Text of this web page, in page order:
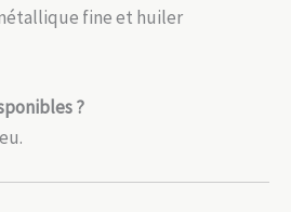
fine et huiler
?